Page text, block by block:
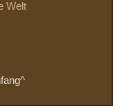
Welt